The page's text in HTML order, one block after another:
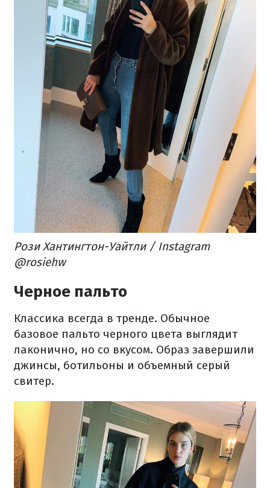
Рози Хантингтон-Уайтли / Instagram
@rosiehw
Черное пальто
Классика всегда в тренде. Обычное
базовое пальто черного цвета выглядит
лаконично, но со вкусом. Образ завершили
джинсы, ботильоны и объемный серый
свитер.